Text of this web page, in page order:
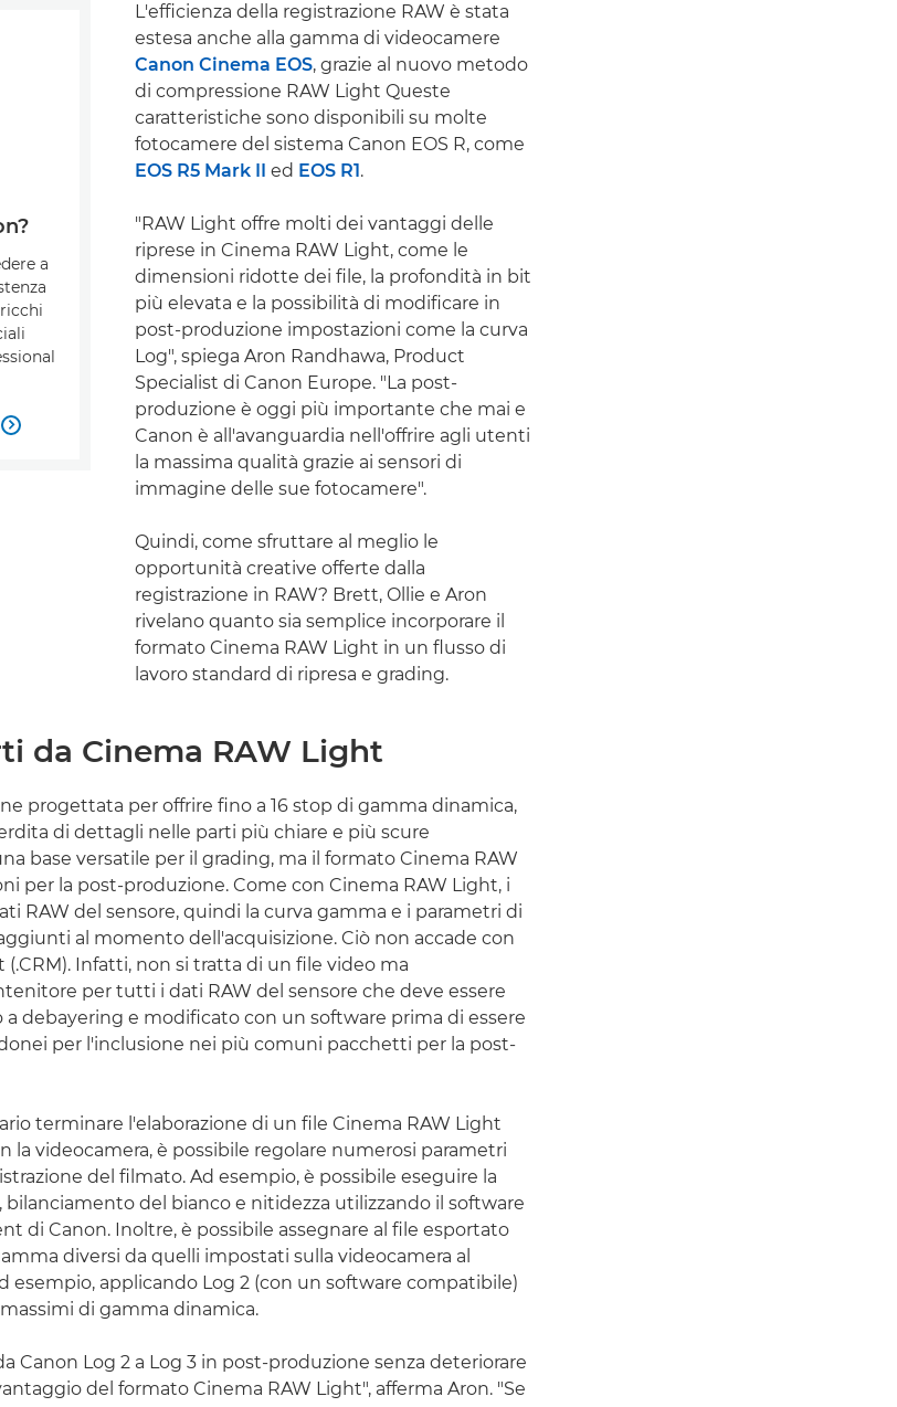
L'efficienza della registrazione RAW è stata
estesa anche alla gamma di videocamere
Canon Cinema EOS, grazie al nuovo metodo
di compressione RAW Light Queste
caratteristiche sono disponibili su molte
fotocamere del sistema Canon EOS R, come
EOS R5 Mark II
ed EOS R1 .
"RAW Light offre molti dei vantaggi delle
riprese in Cinema RAW Light, come le
dimensioni ridotte dei file, la profondità in bit
più elevata e la possibilità di modificare in
post-produzione impostazioni come la curva
Log", spiega Aron Randhawa, Product
Specialist di Canon Europe. "La post-
produzione è oggi più importante che mai e
Canon è all'avanguardia nell'offrire agli utenti
la massima qualità grazie ai sensori di
immagine delle sue fotocamere".
Quindi, come sfruttare al meglio le
opportunità creative offerte dalla
registrazione in RAW? Brett, Ollie e Aron
rivelano quanto sia semplice incorporare il
formato Cinema RAW Light in un flusso di
lavoro standard di ripresa e grading.
a

da Cinema RAW Light
progettata per offrire fino a 16 stop di gamma dinamica,
di dettagli nelle parti più chiare e più scure
base versatile per il grading, ma il formato Cinema RAW
per la post-produzione. Come con Cinema RAW Light, i
RAW del sensore, quindi la curva gamma e i parametri di
al momento dell'acquisizione. Ciò non accade con
Infatti, non si tratta di un file video ma
per tutti i dati RAW del sensore che deve essere
debayering e modificato con un software prima di essere
per l'inclusione nei più comuni pacchetti per la post-
terminare l'elaborazione di un file Cinema RAW Light
la videocamera, è possibile regolare numerosi parametri
del filmato. Ad esempio, è possibile eseguire la
del bianco e nitidezza utilizzando il software
di Canon. Inoltre, è possibile assegnare al file esportato
diversi da quelli impostati sulla videocamera al
esempio, applicando Log 2 (con un software compatibile)
di gamma dinamica.
Canon Log 2 a Log 3 in post-produzione senza deteriorare
del formato Cinema RAW Light", afferma Aron. "Se